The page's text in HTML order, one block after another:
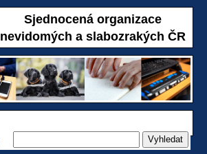
Sjednocená organizace
nevidomých a slabozrakých ČR